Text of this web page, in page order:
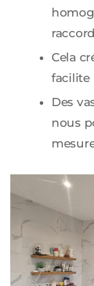
Cela
facilite
Des
nous